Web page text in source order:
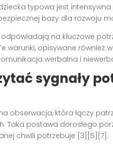
typowa jest
bazy dla rozwoju
odpowiadają na kluczowe
warunki, opisywane również
werbalna i
sygnały
obserwacja, która łączy
Taka postawa dorosłego
chwili potrzebuje [3][5][7].